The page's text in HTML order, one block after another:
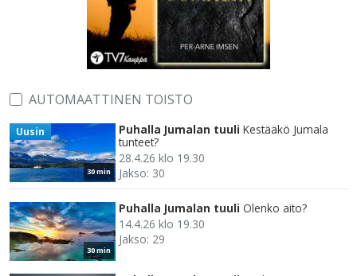
AUTOMAATTINEN TOISTO
30 min
Uusin Puhalla Jumalan tuuli Kestääkö Jumala
tunteet?
28.4.26 klo 19.30
Jakso: 30
30 min
Puhalla Jumalan tuuli Olenko aito?
14.4.26 klo 19.30
Jakso: 29